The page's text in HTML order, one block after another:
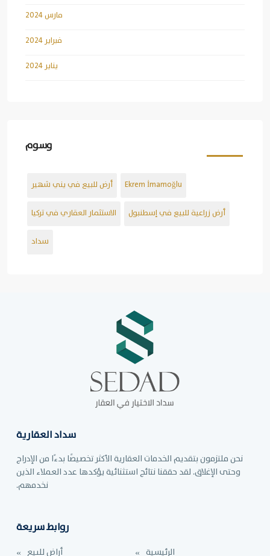
مارس 2024
فبراير 2024
يناير 2024
وسوم
Ekrem İmamoğlu أرض للبيع في يني شهير
أرض زراعية للبيع في إسطنبول الاستثمار العقاري في تركيا
سداد
سداد العقارية
نحن ملتزمون بتقديم الخدمات العقارية الأكثر تخصيصًا بدءًا من الإدراج
وحتى الإغلاق. لقد حققنا نتائج استثنائية يؤكدها عدد العملاء الذين
نخدمهم.
روابط سريعة
الرئيسية أراض للبيع